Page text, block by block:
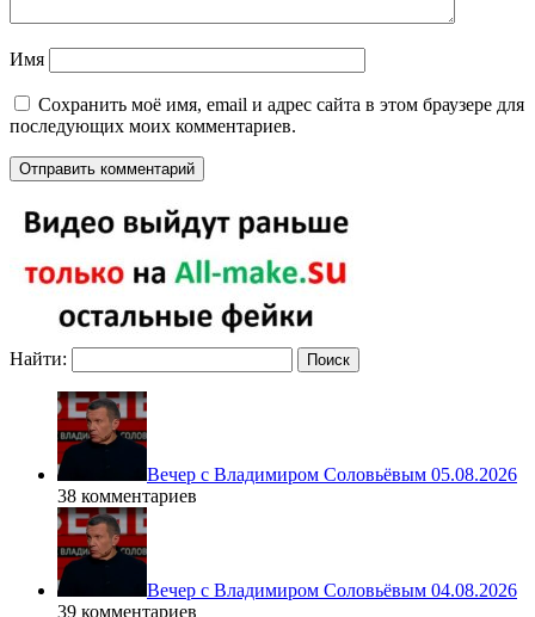
Имя
Сохранить моё имя, email и адрес сайта в этом браузере для
последующих моих комментариев.
Найти:
Вечер с Владимиром Соловьёвым 05.08.2026
38 комментариев
Вечер с Владимиром Соловьёвым 04.08.2026
39 комментариев